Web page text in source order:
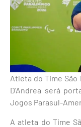
Atleta do Time São
D’Andrea será
Jogos Parasul-
A atleta do Time